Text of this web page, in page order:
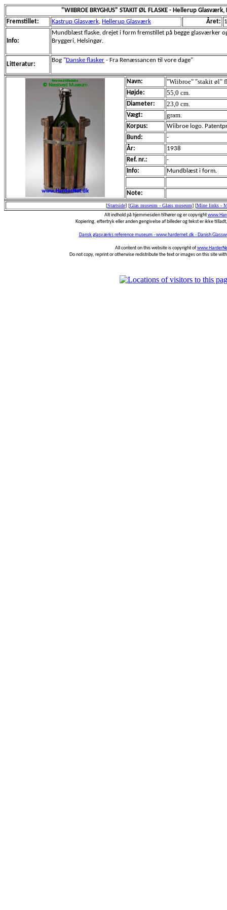
"WIIBROE BRYGHUS" STAKIT ØL FLASKE - Hellerup
Fremstillet:
Kastrup Glasværk, Hellerup Glasværk Året:
Info:
Mundblæst flaske, drejet i form fremstillet på begge glasværker
Bryggeri, Helsingør.
Litteratur:
Bog "Danske flasker - Fra Renæssancen til vore dage"
Navn: "Wiibroe" "stakit øl"
Højde: 55,0 cm.
Diameter: 23,0 cm.
Vægt: gram.
Korpus:
Wiibroe logo.
Bund:
-
År:
1938
Ref. nr.:
-
Info:
Mundblæst i form.
Note:
[Startside] [Glas museum - Glass museum] [Mine links -
Alt indhold på hjemmesiden tilhører og er copyright
Kopiering, eftertryk eller anden gengivelse af billeder og tekst er ikke
Dansk glasværks reference museum - www.hardernet.dk - Danish
All content on this website is copyright of
Do not copy, reprint or otherwise redistribute the text or images on this site